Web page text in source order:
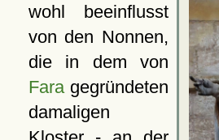
wohl beeinflusst
von den Nonnen,
die in dem von
Faragegründeten
damaligen